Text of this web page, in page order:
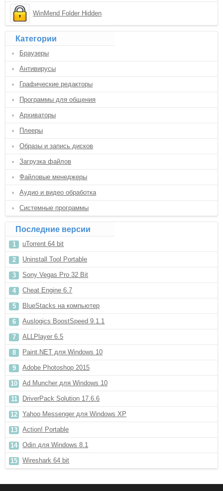
WinMend Folder Hidden
Категории
Браузеры
Антивирусы
Графические редакторы
Программы для общения
Архиваторы
Плееры
Образы и запись дисков
Загрузка файлов
Файловые менеджеры
Аудио и видео обработка
Системные программы
Последние версии
uTorrent 64 bit
Uninstall Tool Portable
Sony Vegas Pro 32 Bit
Cheat Engine 6.7
BlueStacks на компьютер
Auslogics BoostSpeed 9.1.1
ALLPlayer 6.5
Paint.NET для Windows 10
Adobe Photoshop 2015
Ad Muncher для Windows 10
DriverPack Solution 17.6.6
Yahoo Messenger для Windows XP
Action! Portable
Odin для Windows 8.1
Wireshark 64 bit